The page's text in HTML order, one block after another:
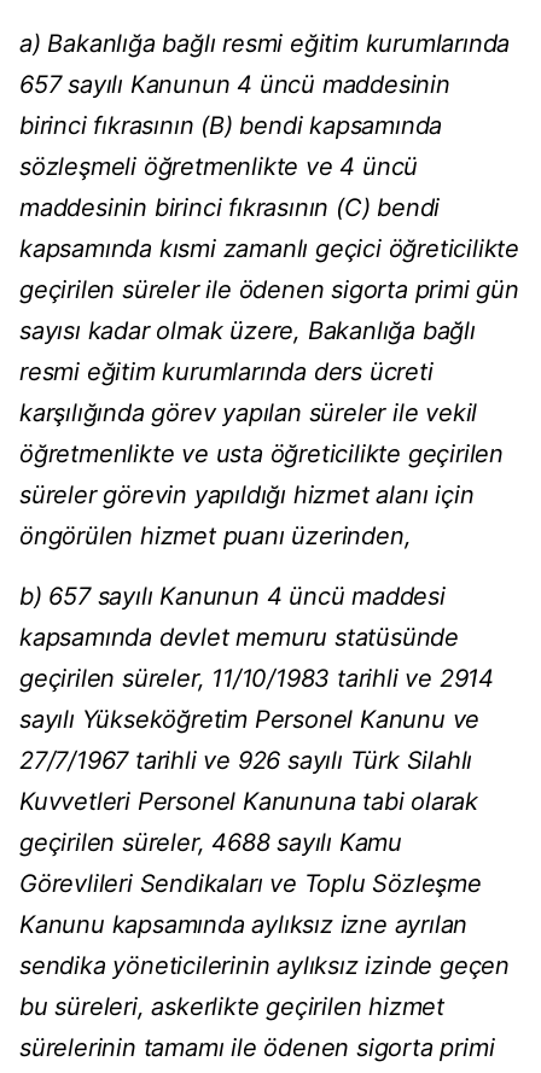
a) Bakanlığa bağlı resmi eğitim kurumlarında
657 sayılı Kanunun 4 üncü maddesinin
birinci fıkrasının (B) bendi kapsamında
sözleşmeli öğretmenlikte ve 4 üncü
maddesinin birinci fıkrasının (C) bendi
kapsamında kısmi zamanlı geçici öğreticilikte
geçirilen süreler ile ödenen sigorta primi gün
sayısı kadar olmak üzere, Bakanlığa bağlı
resmi eğitim kurumlarında ders ücreti
karşılığında görev yapılan süreler ile vekil
öğretmenlikte ve usta öğreticilikte geçirilen
süreler görevin yapıldığı hizmet alanı için
öngörülen hizmet puanı üzerinden,
b) 657 sayılı Kanunun 4 üncü maddesi
kapsamında devlet memuru statüsünde
geçirilen süreler, 11/10/1983 tarihli ve 2914
sayılı Yükseköğretim Personel Kanunu ve
27/7/1967 tarihli ve 926 sayılı Türk Silahlı
Kuvvetleri Personel Kanununa tabi olarak
geçirilen süreler, 4688 sayılı Kamu
Görevlileri Sendikaları ve Toplu Sözleşme
Kanunu kapsamında aylıksız izne ayrılan
sendika yöneticilerinin aylıksız izinde geçen
bu süreleri, askerlikte geçirilen hizmet
sürelerinin tamamı ile ödenen sigorta primi